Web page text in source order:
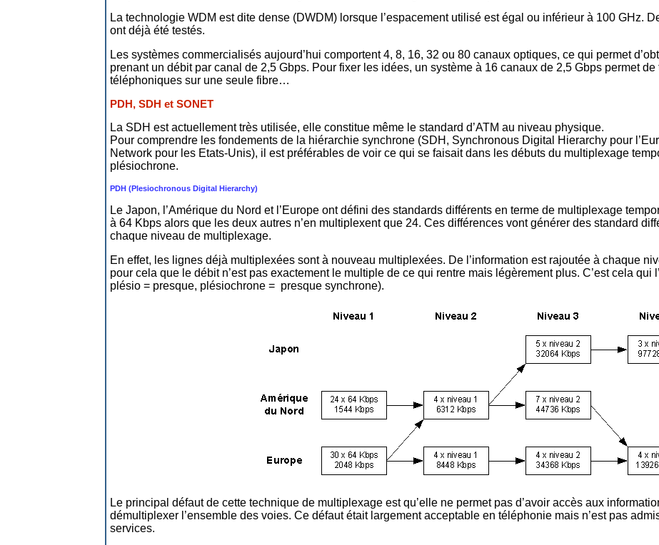
La technologie WDM est dite dense (DWDM) lorsque l’espacement utilisé est égal ou inférieur à 100 GHz.
ont déjà été testés.
Les systèmes commercialisés aujourd’hui comportent 4, 8, 16, 32 ou 80 canaux optiques, ce qui permet
prenant un débit par canal de 2,5 Gbps. Pour fixer les idées, un système à 16 canaux de 2,5 Gbps permet
téléphoniques sur une seule fibre…
PDH, SDH et SONET
La SDH est actuellement très utilisée, elle constitue même le standard d’ATM au niveau physique.
Pour comprendre les fondements de la hiérarchie synchrone (SDH, Synchronous Digital Hierarchy pour
Network pour les Etats-Unis), il est préférables de voir ce qui se faisait dans les débuts du multiplexage
plésiochrone.
PDH (Plesiochronous Digital Hierarchy)
Le Japon, l’Amérique du Nord et l’Europe ont défini des standards différents en terme de multiplexage
à 64 Kbps alors que les deux autres n’en multiplexent que 24. Ces différences vont générer des standard
chaque niveau de multiplexage.
En effet, les lignes déjà multiplexées sont à nouveau multiplexées. De l’information est rajoutée à chaque
pour cela que le débit n’est pas exactement le multiple de ce qui rentre mais légèrement plus. C’est cela qui
plésio = presque, plésiochrone = presque synchrone).
Le principal défaut de cette technique de multiplexage est qu’elle ne permet pas d’avoir accès aux
démultiplexer l’ensemble des voies. Ce défaut était largement acceptable en téléphonie mais n’est pas
services.